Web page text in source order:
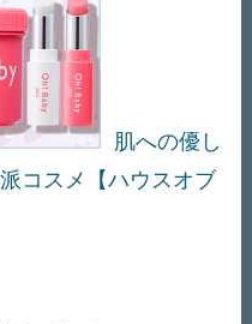
肌への優し
コスメ【ハウスオブ